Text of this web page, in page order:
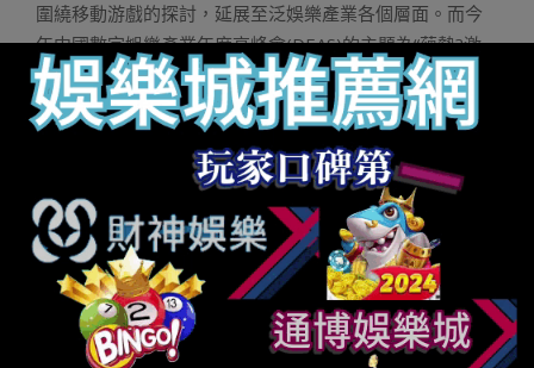
圍繞移動游戲的探討，延展至泛娛樂產業各個層面。而今
年中國數字娛樂產業年度高峰會(DEAS)的主題為“蘊勢?激
變”，并分為“精品游戲核心力”、“多元內容交響曲”及“數字
娛樂雙引擎”三大板塊，并就今年的熱點產業領域話題，邀
請眾多泛娛樂領域產業領袖和企業高管出席并發表主題演
講。值此盛世，本屆DEAS將傾情回顧2017產業發展態勢，
精心盤點2017產業熱點，深入解讀2017產業現象，權威預
測2018產業全新動向，為業界領軍者們搭建信息交流、資
源共享、創新發展的平臺，為地方合作提供機遇，并將有
力地推進政府與企業間對接，促進產業政策與商業智慧深
度融合，為泛娛樂產業健康、有序發展創造和諧有力的宏
觀環境。本屆DEAS的舉辦，既是對2017年產業的總結，又